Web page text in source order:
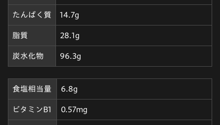
たんぱく質 14.7g
脂質 28.1g
炭水化物 96.3g
食塩相当量 6.8g
ビタミンB1 0.57mg